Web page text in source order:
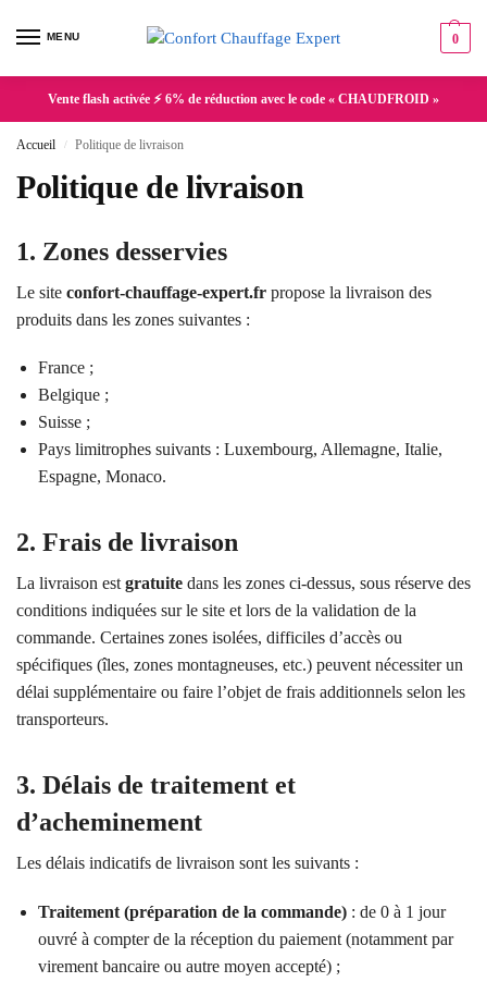
MENU 0
Vente flash activée ⚡ 6% de réduction avec le code « CHAUDFROID »
Accueil / Politique de livraison
Politique de livraison
1. Zones desservies
Le site confort-chauffage-expert.fr propose la livraison des
produits dans les zones suivantes :
France ;
Belgique ;
Suisse ;
Pays limitrophes suivants : Luxembourg, Allemagne, Italie,
Espagne, Monaco.
2. Frais de livraison
La livraison estgratuite dans les zones ci-dessus, sous réserve des
conditions indiquées sur le site et lors de la validation de la
commande. Certaines zones isolées, difficiles d’accès ou
spécifiques (îles, zones montagneuses, etc.) peuvent nécessiter un
délai supplémentaire ou faire l’objet de frais additionnels selon les
transporteurs.
3. Délais de traitement et
d’acheminement
Les délais indicatifs de livraison sont les suivants :
Traitement (préparation de la commande) : de 0 à 1 jour
ouvré à compter de la réception du paiement (notamment par
virement bancaire ou autre moyen accepté) ;